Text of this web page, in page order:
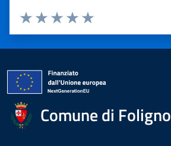
Valuta 5 stelle su 5
Valuta 4 stelle su 5
Valuta 3 stelle su 5
Valuta 2 stelle su 5
Valuta 1 stelle su 5
Comune di Foligno